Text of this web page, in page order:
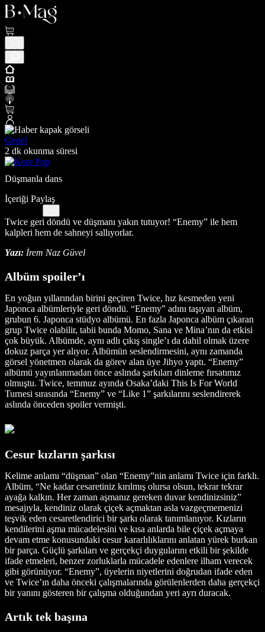
Genel
2 dk okunma süresi
Düşmanla dans
İçeriği Paylaş
Twice geri döndü ve düşmanı yakın tutuyor! “Enemy” ile hem
kalpleri hem de sahneyi sallıyorlar.
Yazı: İrem Naz Güvel
Albüm spoiler’ı
En yoğun yıllarından birini geçiren Twice, hız kesmeden yeni
Japonca albümleriyle geri döndü. “Enemy” adını taşıyan albüm,
grubun 6. Japonca stüdyo albümü. En fazla Japonca albüm çıkaran
grup Twice olabilir, tabii bunda Momo, Sana ve Mina’nın da etkisi
çok büyük. Albümde, aynı adlı çıkış single’ı da dahil olmak üzere
dokuz parça yer alıyor. Albümün seslendirmesini, aynı zamanda
görsel yönetmen olarak da görev alan üye Jihyo yaptı. “Enemy”
albümü yayınlanmadan önce aslında şarkıları dinleme fırsatımız
olmuştu. Twice, temmuz ayında Osaka’daki This Is For World
Turnesi sırasında “Enemy” ve “Like 1” şarkılarını seslendirerek
aslında önceden spoiler vermişti.
Cesur kızların şarkısı
Kelime anlamı “düşman” olan “Enemy”nin anlamı Twice için farklı.
Albüm, “Ne kadar cesaretiniz kırılmış olursa olsun, tekrar tekrar
ayağa kalkın. Her zaman aşmanız gereken duvar kendinizsiniz”
mesajıyla, kendiniz olarak çiçek açmaktan asla vazgeçmemenizi
teşvik eden cesaretlendirici bir şarkı olarak tanımlanıyor. Kızların
kendilerini aşma mücadelesini ve kısa anlarda bile çiçek açmaya
devam etme konusundaki cesur kararlılıklarını anlatan yürek burkan
bir parça. Güçlü şarkıları ve gerçekçi duygularını etkili bir şekilde
ifade etmeleri, benzer zorluklarla mücadele edenlere ilham verecek
gibi görünüyor. “Enemy”, üyelerin niyetlerini doğrudan ifade eden
ve Twice’ın daha önceki çalışmalarında görülenlerden daha gerçekçi
bir yanını gösteren bir çalışma olduğundan yeri ayrı duracak.
Artık tek başına